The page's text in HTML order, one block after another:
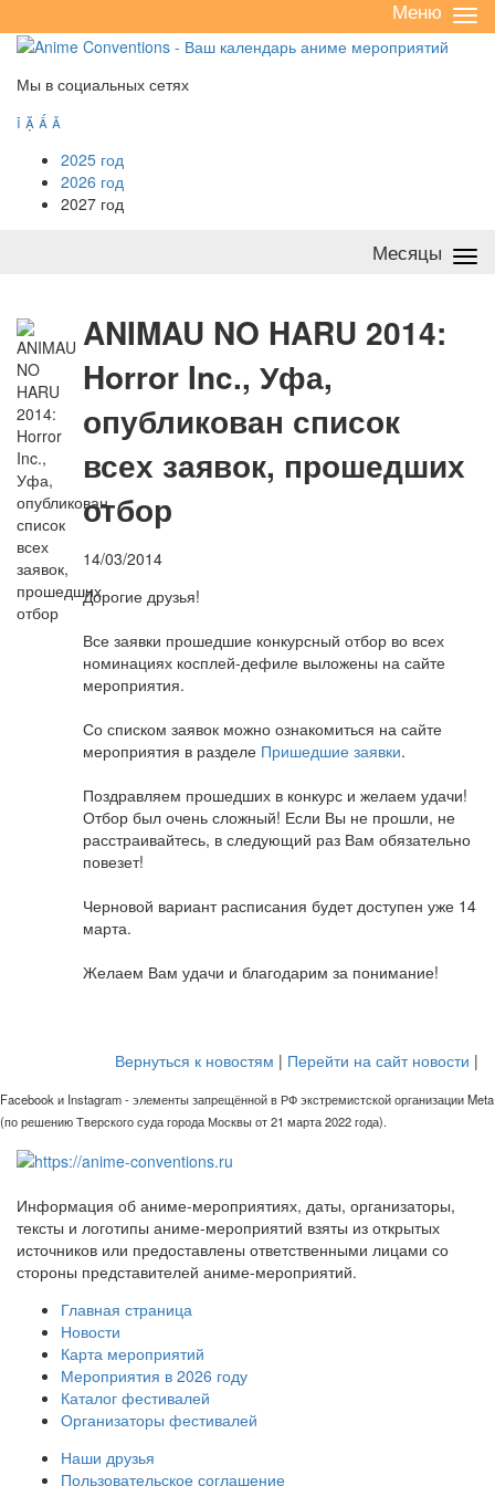
/
Меню
Мы в социальных сетях
   
2025 год
2026 год
2027 год
Месяцы
ANIMAU NO HARU 2014:
Horror Inc., Уфа,
опубликован список
всех заявок, прошедших
отбор
14/03/2014
Дорогие друзья!
Все заявки прошедшие конкурсный отбор во всех
номинациях косплей-дефиле выложены на сайте
мероприятия.
Со списком заявок можно ознакомиться на сайте
мероприятия в разделе Пришедшие заявки.
Поздравляем прошедших в конкурс и желаем удачи!
Отбор был очень сложный! Если Вы не прошли, не
расстраивайтесь, в следующий раз Вам обязательно
повезет!
Черновой вариант расписания будет доступен уже 14
марта.
Желаем Вам удачи и благодарим за понимание!
Вернуться к новостям | Перейти на сайт новости |
Facebook и Instagram - элементы запрещённой в РФ экстремистской организации Meta
(по решению Тверского суда города Москвы от 21 марта 2022 года).
Информация об аниме-мероприятиях, даты, организаторы,
тексты и логотипы аниме-мероприятий взяты из открытых
источников или предоставлены ответственными лицами со
стороны представителей аниме-мероприятий.
Главная страница
Новости
Карта мероприятий
Мероприятия в 2026 году
Каталог фестивалей
Организаторы фестивалей
Наши друзья
Пользовательское соглашение